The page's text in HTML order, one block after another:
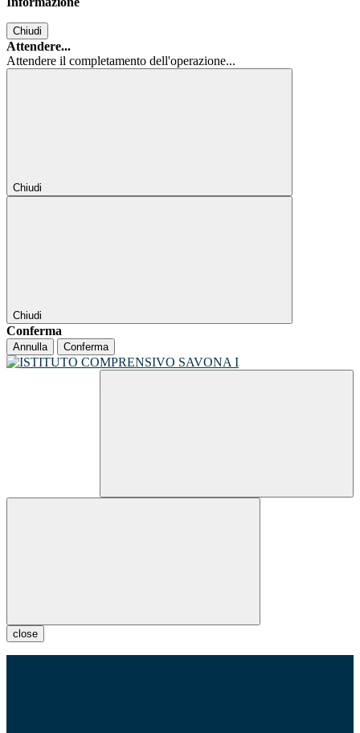
Chiudi
Attendere...
Attendere il completamento dell'operazione...
Chiudi
Chiudi
Conferma
Annulla Conferma
close